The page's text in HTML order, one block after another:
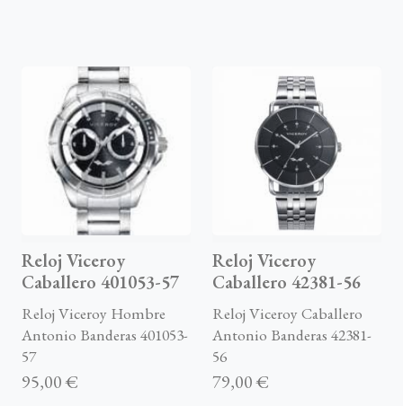
Reloj Viceroy
Caballero 401053-57
Reloj Viceroy Hombre
Antonio Banderas 401053-
57
95,00 €
Reloj Viceroy
Caballero 42381-56
Reloj Viceroy Caballero
Antonio Banderas 42381-
56
79,00 €